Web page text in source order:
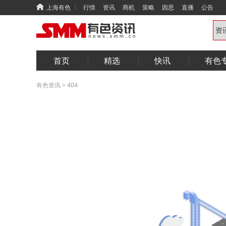
上海有色 行情 资讯 商机 策略 因思 直播 公告
首页 精选 快讯 有色
有色资讯> 404